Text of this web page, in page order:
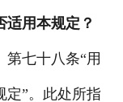
航要闻
适用本规定？
七十八条“用
定”。此处所指